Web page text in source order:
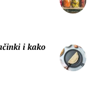
i kako